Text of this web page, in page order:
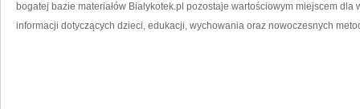
bogatej bazie materiałów Bialykotek.pl pozostaje wartościowym miejscem
informacji dotyczących dzieci, edukacji, wychowania oraz nowoczesnych